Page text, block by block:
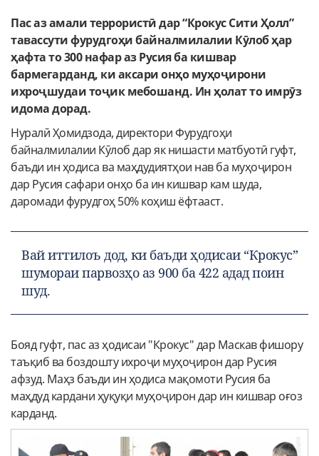
Пас аз амали террористӣ дар “Крокус Сити Ҳолл”
тавассути фурудгоҳи байналмилалии Кӯлоб ҳар
ҳафта то 300 нафар аз Русия ба кишвар
бармегарданд, ки аксари онҳо муҳоҷирони
ихроҷшудаи тоҷик мебошанд. Ин ҳолат то имрӯз
идома дорад.
Нуралӣ Ҳомидзода, директори Фурудгоҳи
байналмилалии Кӯлоб дар як нишасти матбуотӣ гуфт,
баъди ин ҳодиса ва маҳдудиятҳои нав ба муҳоҷирон
дар Русия сафари онҳо ба ин кишвар кам шуда,
даромади фурудгоҳ 50% коҳиш ёфтааст.
Вай иттилоъ дод, ки баъди ҳодисаи “Крокус”
шумораи парвозҳо аз 900 ба 422 адад поин
шуд.
Бояд гуфт, пас аз ҳодисаи "Крокус" дар Маскав фишору
таъқиб ва боздошту ихроҷи муҳоҷирон дар Русия
афзуд. Маҳз баъди ин ҳодиса мақомоти Русия ба
маҳдуд кардани ҳуқуқи муҳоҷирон дар ин кишвар оғоз
карданд.